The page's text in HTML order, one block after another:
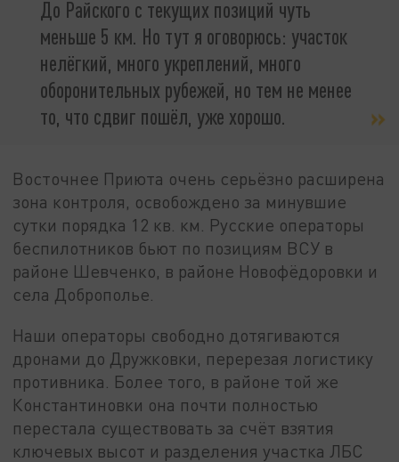
До Райского с текущих позиций чуть
меньше 5 км. Но тут я оговорюсь: участок
нелёгкий, много укреплений, много
оборонительных рубежей, но тем не менее
то, что сдвиг пошёл, уже хорошо.
Восточнее Приюта очень серьёзно расширена
зона контроля, освобождено за минувшие
сутки порядка 12 кв. км. Русские операторы
беспилотников бьют по позициям ВСУ в
районе Шевченко, в районе Новофёдоровки и
села Доброполье.
Наши операторы свободно дотягиваются
дронами до Дружковки, перерезая логистику
противника. Более того, в районе той же
Константиновки она почти полностью
перестала существовать за счёт взятия
ключевых высот и разделения участка ЛБС